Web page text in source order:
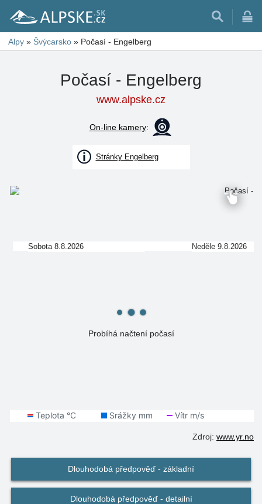
Alpy » Švýcarsko » Počasí - Engelberg
Počasí - Engelberg
www.alpske.cz
On-line kamery:
Stránky Engelberg
Probíhá načtení počasí
Sobota 8.8.2026 Neděle 9.8.2026
Zdroj: www.yr.no
Dlouhodobá předpověď - základní
Dlouhodobá předpověď - detailní